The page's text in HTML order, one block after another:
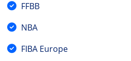
FFBB
NBA
FIBA Europe